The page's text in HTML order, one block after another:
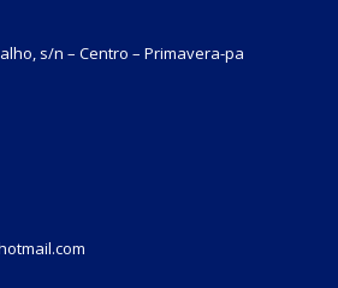
s/n – Centro – Primavera-pa